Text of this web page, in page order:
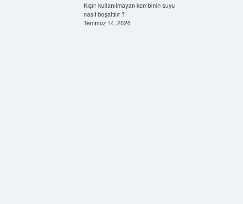
Kışın kullanılmayan kombinin suyu
nasıl boşaltılır ?
Temmuz 14, 2026